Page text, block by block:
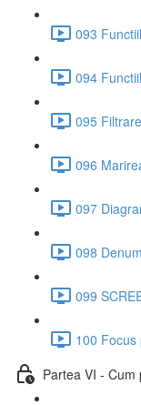
093
094
095
096
097
098
099
100 Focus
Partea VI - Cum